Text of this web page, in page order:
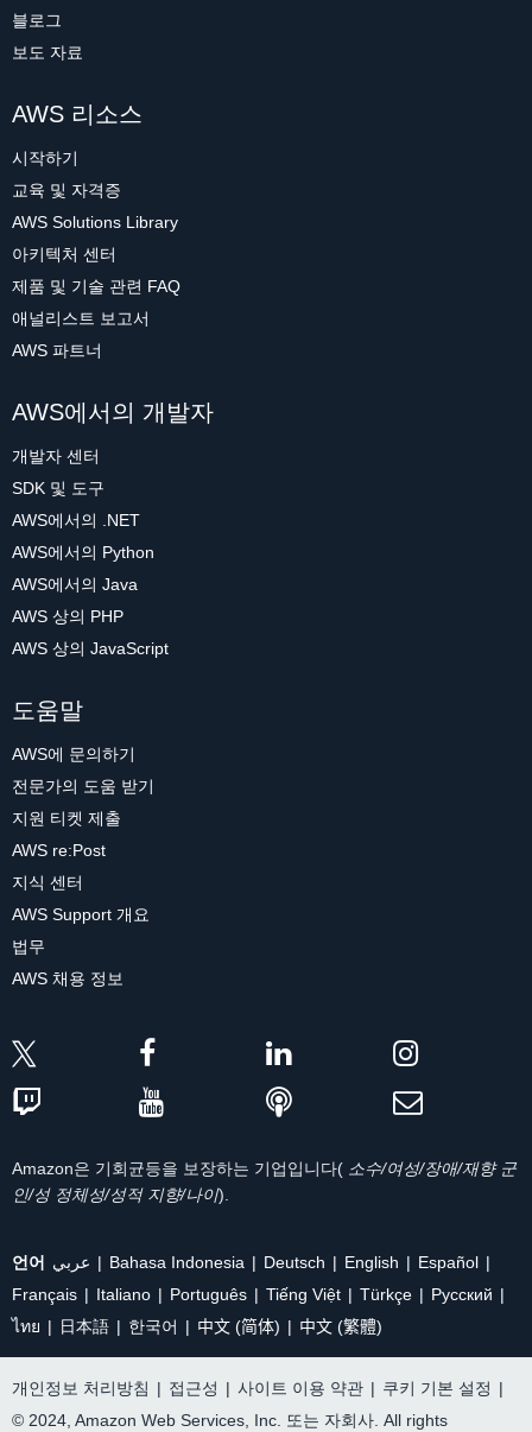
블로그
보도 자료
AWS 리소스
시작하기
교육 및 자격증
AWS Solutions Library
아키텍처 센터
제품 및 기술 관련 FAQ
애널리스트 보고서
AWS 파트너
AWS에서의 개발자
개발자 센터
SDK 및 도구
AWS에서의 .NET
AWS에서의 Python
AWS에서의 Java
AWS 상의 PHP
AWS 상의 JavaScript
도움말
AWS에 문의하기
전문가의 도움 받기
지원 티켓 제출
AWS re:Post
지식 센터
AWS Support 개요
법무
AWS 채용 정보
Amazon은 기회균등을 보장하는 기업입니다( 소수/여성/장애/재향 군
인/성 정체성/성적 지향/나이).
언어 عربي Bahasa Indonesia Deutsch English
Español
Français
Italiano Português Tiếng Việt Türkçe
Ρусский
ไทย
日本語 한국어 中文 (简体) 中文 (繁體)
개인정보 처리방침 | 접근성 | 사이트 이용 약관 | 쿠키 기본 설정 |
© 2024, Amazon Web Services, Inc. 또는 자회사. All rights